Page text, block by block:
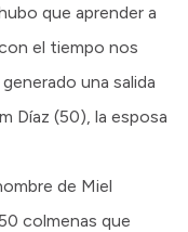
que aprender a
el tiempo nos
una salida
Díaz (50), la esposa
de Miel
colmenas que